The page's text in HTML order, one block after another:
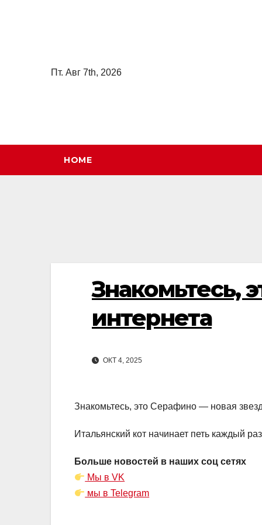
Пт. Авг 7th, 2026
HOME
Знакомьтесь,
интернета
ОКТ 4, 2025
Знакомьтесь, это Серафино — новая
Итальянский кот начинает петь каждый
Больше новостей в наших соц сетях
Мы в VK
мы в Telegram